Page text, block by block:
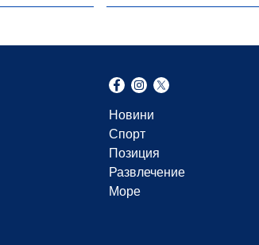
Новини
Спорт
Позиция
Развлечение
Море